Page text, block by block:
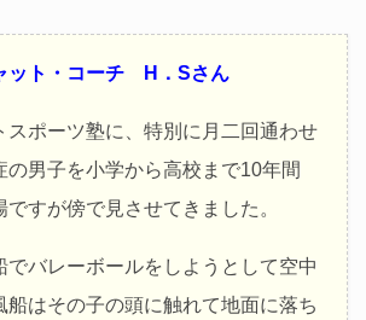
ット・コーチ H．Sさん
スポーツ塾に、特別に月二回通わせ
の男子を小学から高校まで10年間
すが傍で見させてきました。
でバレーボールをしようとして空中
船はその子の頭に触れて地面に落ち